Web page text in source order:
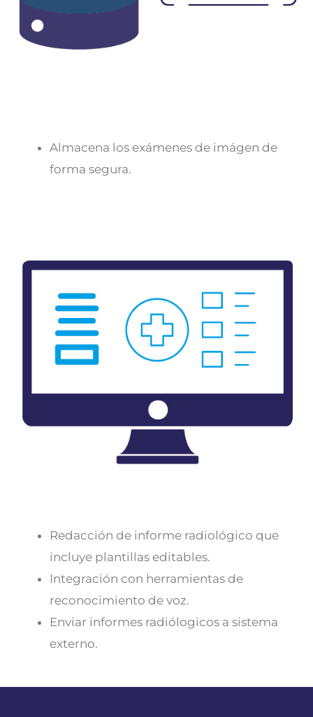
Almacena los exámenes de imágen de
forma segura.
Redacción de informe radiológico que
incluye plantillas editables.
Integración con herramientas de
reconocimiento de voz.
Enviar informes radiólogicos a sistema
externo.